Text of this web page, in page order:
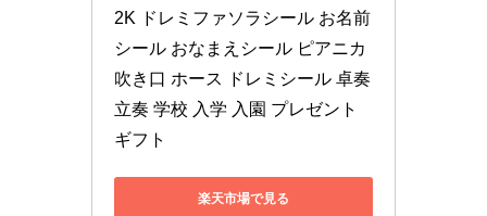
2K ドレミファソラシール お名前
シール おなまえシール ピアニカ
吹き口 ホース ドレミシール 卓奏
立奏 学校 入学 入園 プレゼント
ギフト
楽天市場で見る